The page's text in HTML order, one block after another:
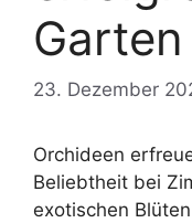
23. Dezember
Orchideen
Beliebtheit bei
exotischen